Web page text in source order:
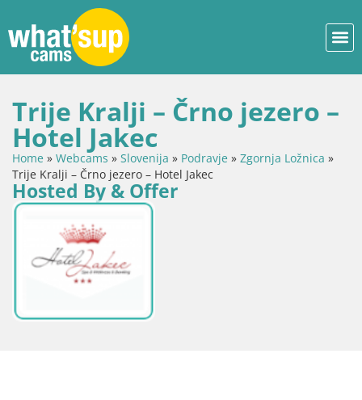
Trije Kralji – Črno jezero –
Hotel Jakec
Home » Webcams » Slovenija » Podravje » Zgornja Ložnica »
Trije Kralji – Črno jezero – Hotel Jakec
Hosted By & Offer